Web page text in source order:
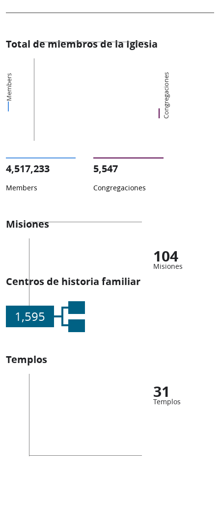
Total de miembros de la Iglesia
Members Congregaciones
4,517,233
Members
5,547
Congregaciones
Misiones
104
Misiones
Centros de historia familiar
1,595
Templos
31
Templos